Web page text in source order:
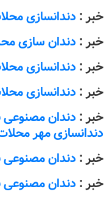
خبر : دندانسازی
خبر : دندان سازی
خبر : دندانسازی
خبر : دندانسازی
خبر : دندان مصنوعی
دندانسازی مهر
خبر : دندان مصنوعی
خبر : دندان